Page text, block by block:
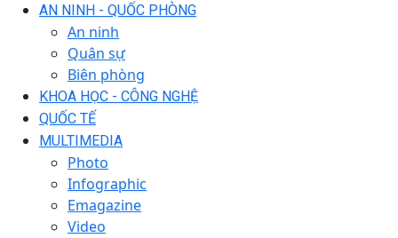
AN NINH - QUỐC PHÒNG
An ninh
Quân sự
Biên phòng
KHOA HỌC - CÔNG NGHỆ
QUỐC TẾ
MULTIMEDIA
Photo
Infographic
Emagazine
Video